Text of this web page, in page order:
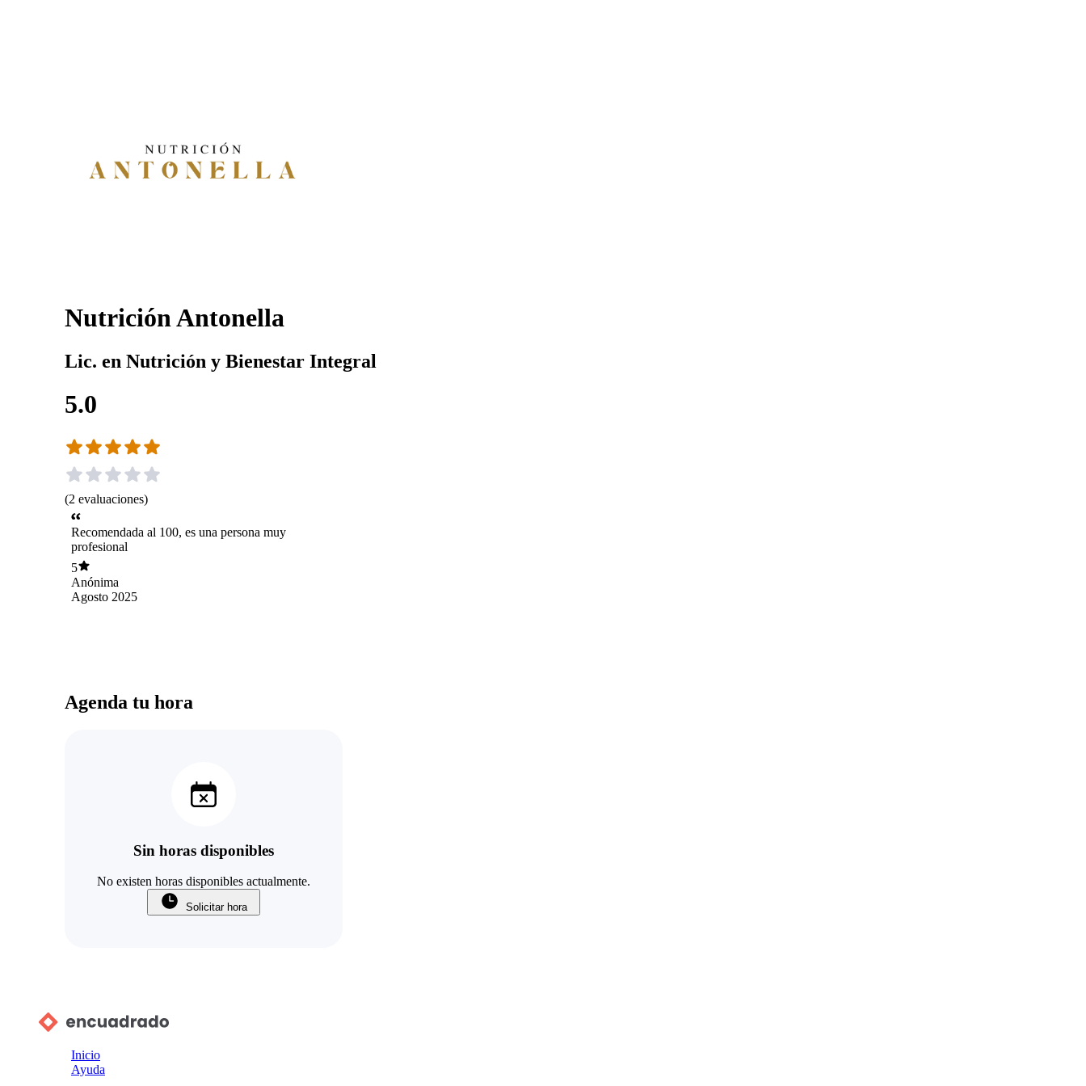
Nutrición Antonella
Lic. en Nutrición y Bienestar Integral
5.0
(2 evaluaciones)
Recomendada al 100, es una persona muy
profesional
5
Anónima
Agosto 2025
Agenda tu hora
Sin horas disponibles
No existen horas disponibles actualmente.
Solicitar hora
Inicio
Ayuda